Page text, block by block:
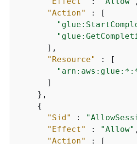
"Action"
: [
      ],
"Resource"
: [
      ]
    },
{
"Sid"
:
"Effect"
: "Allow" ,
"Action"
: [